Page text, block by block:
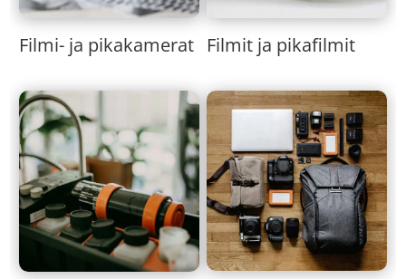
Filmi- ja pikakamerat Filmit ja pikafilmit